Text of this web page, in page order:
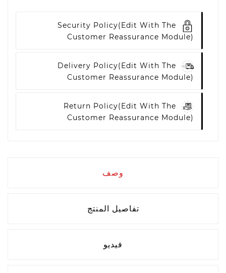
Security Policy(edit With The
Customer Reassurance Module)
Delivery Policy(edit With The
Customer Reassurance Module)
Return Policy(edit With The
Customer Reassurance Module)
وصف
تفاصيل المنتج
فيديو